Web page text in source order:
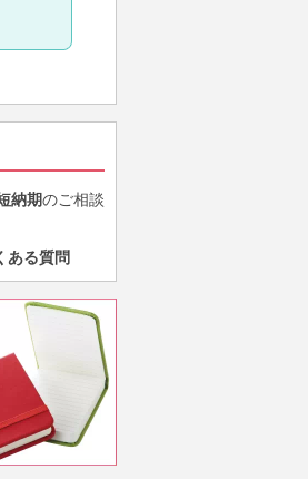
納期のご相談
ある質問